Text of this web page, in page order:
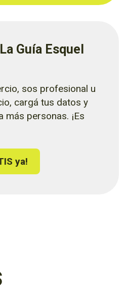
Guía Esquel
sos profesional u
cargá tus datos y
más personas. ¡Es
ya!